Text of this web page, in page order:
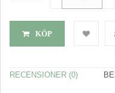
KÖP
RECENSIONER (0)